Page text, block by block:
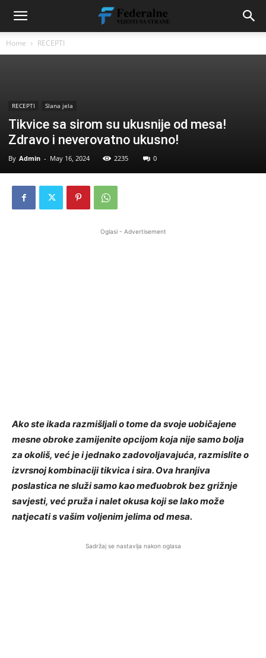
Home RECEPTI
RECEPTI Slana jela
Tikvice sa sirom su ukusnije od mesa!
Zdravo i neverovatno ukusno!
By Admin - May 16, 2024 2235 0
Oglasi - Advertisement
Ako ste ikada razmišljali o tome da svoje uobičajene
mesne obroke zamijenite opcijom koja nije samo bolja
za okoliš, već je i jednako zadovoljavajuća, razmislite o
izvrsnoj kombinaciji tikvica i sira. Ova hranjiva
poslastica ne služi samo kao međuobrok bez grižnje
savjesti, već pruža i nalet okusa koji se lako može
natjecati s vašim voljenim jelima od mesa.
Sadržaj se nastavlja nakon oglasa